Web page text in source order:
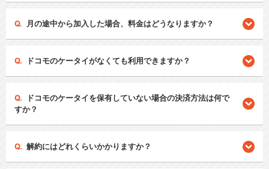
月の途中から加入した場合、料金はどうなりますか？
ドコモのケータイがなくても利用できますか？
ドコモのケータイを保有していない場合の決済方法は何で
すか？
解約にはどれくらいかかりますか？